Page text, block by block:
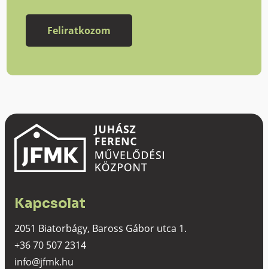
Kapcsolat
2051 Biatorbágy, Baross Gábor utca 1.
+36 70 507 2314
info@jfmk.hu